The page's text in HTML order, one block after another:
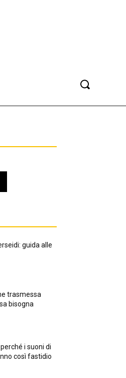
guida alle
trasmessa
bisogna
i suoni di
così fastidio